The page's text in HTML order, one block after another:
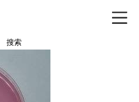
搜索